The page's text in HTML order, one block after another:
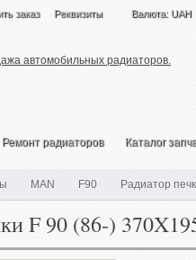
заказ Реквизиты Валюта: UAH
Ремонт радиаторов Каталог
MAN F90 Радиатор
F 90 (86-)